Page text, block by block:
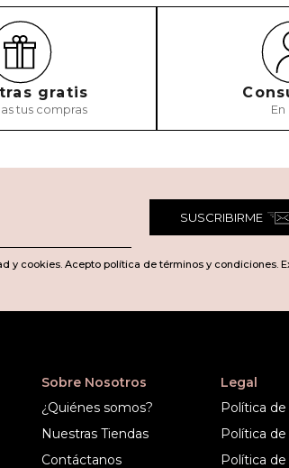
gratis
tus compras En
SUSCRIBIRME
y cookies. Acepto política de términos y condiciones.
Sobre Nosotros
¿Quiénes somos?
Nuestras Tiendas
Contáctanos
Legal
Política
Política
Política